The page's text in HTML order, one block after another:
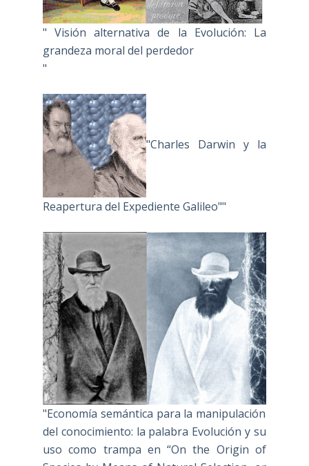
" Visión alternativa de la Evolución: La
grandeza moral del perdedor
"
"Charles Darwin y la
Reapertura del Expediente Galileo""
"Economía semántica para la manipulación
del conocimiento: la palabra Evolución y su
uso como trampa en “On the Origin of